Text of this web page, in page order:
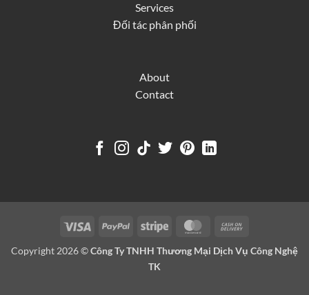
Services
Đối tác phân phối
About
Contact
Visa PayPal Stripe MasterCard
Delivery
Copyright 2026 ©Công Ty TNHH Thương Mại Dịch Vụ Công Nghệ
TK